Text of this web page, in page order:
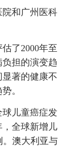
和广州医科
了2000年至
担的演变趋
著的健康不
。
球儿童癌症发
，全球新增儿
。澳大利亚与